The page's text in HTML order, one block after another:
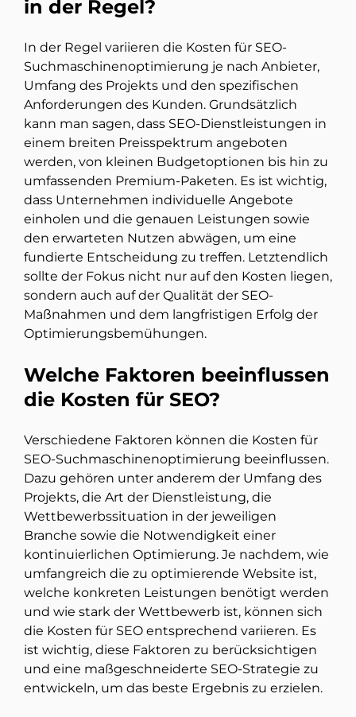
in der Regel?
In der Regel variieren die Kosten für SEO-
Suchmaschinenoptimierung je nach Anbieter,
Umfang des Projekts und den spezifischen
Anforderungen des Kunden. Grundsätzlich
kann man sagen, dass SEO-Dienstleistungen in
einem breiten Preisspektrum angeboten
werden, von kleinen Budgetoptionen bis hin zu
umfassenden Premium-Paketen. Es ist wichtig,
dass Unternehmen individuelle Angebote
einholen und die genauen Leistungen sowie
den erwarteten Nutzen abwägen, um eine
fundierte Entscheidung zu treffen. Letztendlich
sollte der Fokus nicht nur auf den Kosten liegen,
sondern auch auf der Qualität der SEO-
Maßnahmen und dem langfristigen Erfolg der
Optimierungsbemühungen.
Welche Faktoren beeinflussen
die Kosten für SEO?
Verschiedene Faktoren können die Kosten für
SEO-Suchmaschinenoptimierung beeinflussen.
Dazu gehören unter anderem der Umfang des
Projekts, die Art der Dienstleistung, die
Wettbewerbssituation in der jeweiligen
Branche sowie die Notwendigkeit einer
kontinuierlichen Optimierung. Je nachdem, wie
umfangreich die zu optimierende Website ist,
welche konkreten Leistungen benötigt werden
und wie stark der Wettbewerb ist, können sich
die Kosten für SEO entsprechend variieren. Es
ist wichtig, diese Faktoren zu berücksichtigen
und eine maßgeschneiderte SEO-Strategie zu
entwickeln, um das beste Ergebnis zu erzielen.